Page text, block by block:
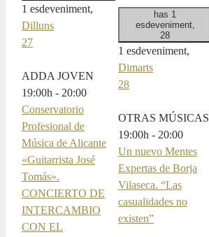
1 esdeveniment,
Dilluns
27
ADDA JOVEN
19:00h - 20:00
Conservatorio
Profesional de
Música de Alicante
«Guitarrista José
Tomás».
CONCIERTO DE
INTERCAMBIO
CON EL
has 1
esdeveniment,
28
1 esdeveniment,
Dimarts
28
OTRAS MÚSICAS
19:00h - 20:00
Un nuevo Mentes
Expertas de Borja
Vilaseca. “Las
casualidades no
existen”